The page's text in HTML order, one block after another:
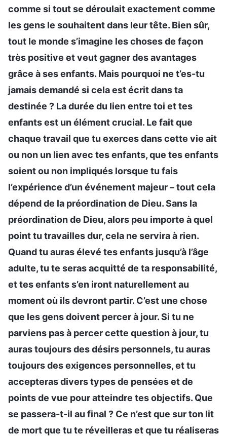
comme si tout se déroulait exactement comme
les gens le souhaitent dans leur tête. Bien sûr,
tout le monde s’imagine les choses de façon
très positive et veut gagner des avantages
grâce à ses enfants. Mais pourquoi ne t’es-tu
jamais demandé si cela est écrit dans ta
destinée ? La durée du lien entre toi et tes
enfants est un élément crucial. Le fait que
chaque travail que tu exerces dans cette vie ait
ou non un lien avec tes enfants, que tes enfants
soient ou non impliqués lorsque tu fais
l’expérience d’un événement majeur – tout cela
dépend de la préordination de Dieu. Sans la
préordination de Dieu, alors peu importe à quel
point tu travailles dur, cela ne servira à rien.
Quand tu auras élevé tes enfants jusqu’à l’âge
adulte, tu te seras acquitté de ta responsabilité,
et tes enfants s’en iront naturellement au
moment où ils devront partir. C’est une chose
que les gens doivent percer à jour. Si tu ne
parviens pas à percer cette question à jour, tu
auras toujours des désirs personnels, tu auras
toujours des exigences personnelles, et tu
accepteras divers types de pensées et de
points de vue pour atteindre tes objectifs. Que
se passera-t-il au final ? Ce n’est que sur ton lit
de mort que tu te réveilleras et que tu réaliseras